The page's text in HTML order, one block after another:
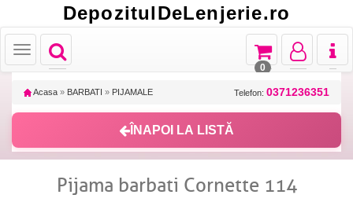
DepozitulDeLenjerie.ro
Toggle
navigation
Toggle
Toggle
navigation
Toggle
navigation
Toggle
navigation
0
Acasa » BARBATI » PIJAMALE Telefon: 0371236351
ÎNAPOI LA LISTĂ
Pijama barbati Cornette 114